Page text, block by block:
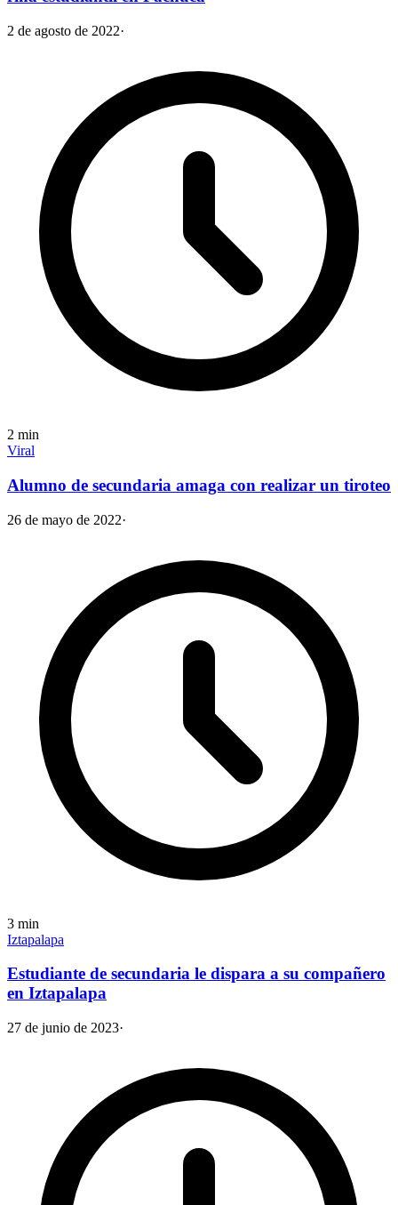
2 de agosto de 2022·
2 min
Viral
Alumno de secundaria amaga con realizar un tiroteo
26 de mayo de 2022·
3 min
Iztapalapa
Estudiante de secundaria le dispara a su compañero
en Iztapalapa
27 de junio de 2023·